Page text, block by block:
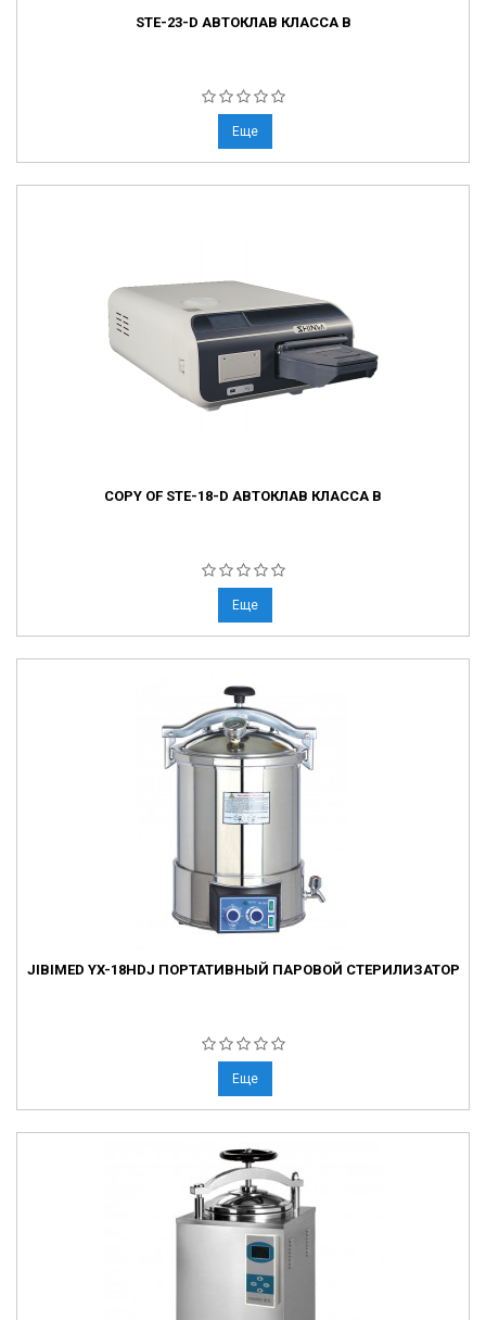
STE-23-D АВТОКЛАВ КЛАССА B
Еще
COPY OF STE-18-D АВТОКЛАВ КЛАССА B
Еще
JIBIMED YX-18HDJ ПОРТАТИВНЫЙ ПАРОВОЙ СТЕРИЛИЗАТОР
Еще